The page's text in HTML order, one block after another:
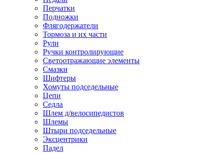
Перчатки
Подножки
Флягодержатели
Тормоза и их части
Рули
Ручки контролирующие
Светоотражающие элементы
Смазки
Шифтеры
Хомуты подседельные
Цепи
Седла
Шлем д/велосипедистов
Шлемы
Штыри подседельные
Эксцентрики
Падел